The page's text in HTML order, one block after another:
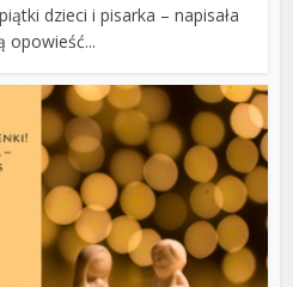
dzieci i pisarka – napisała
opowieść...